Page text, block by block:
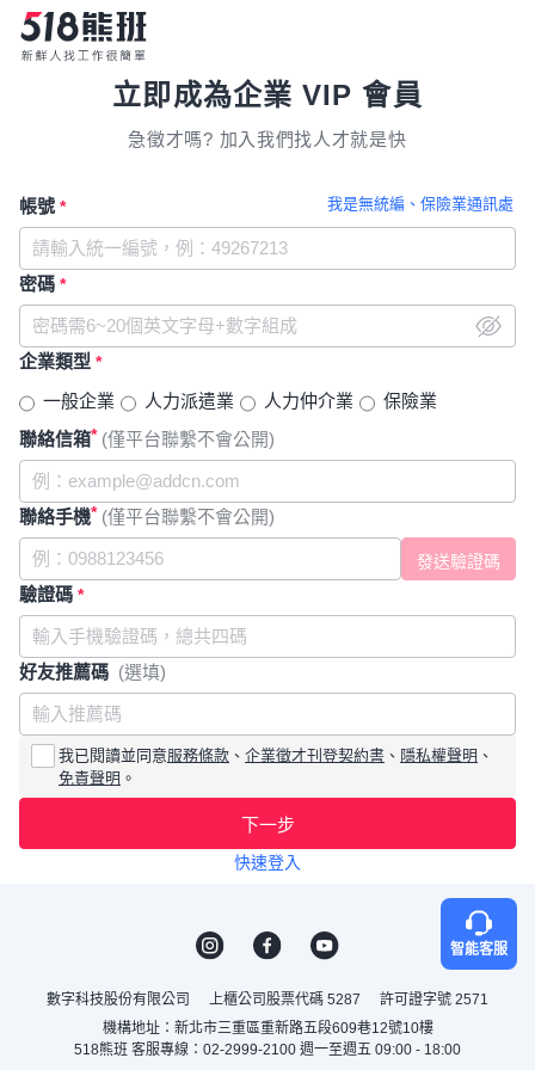
立即成為企業 VIP 會員
急徵才嗎? 加入我們找人才就是快
我是無統編、保險業通訊處
帳號 *
密碼 *
企業類型 *
一般企業 人力派遣業 人力仲介業
保險業
聯絡信箱* (僅平台聯繫不會公開)
聯絡手機* (僅平台聯繫不會公開)
驗證碼 *
好友推薦碼 (選填)
我已閱讀並同意服務條款 、 企業徵才刊登契約書 、 隱私權聲明 、
免責聲明 。
下一步
快速登入
智能客服
數字科技股份有限公司 上櫃公司股票代碼 5287
許可證字號 2571
機構地址：新北市三重區重新路五段609巷12號10樓
518熊班 客服專線：02-2999-2100 週一至週五 09:00 - 18:00